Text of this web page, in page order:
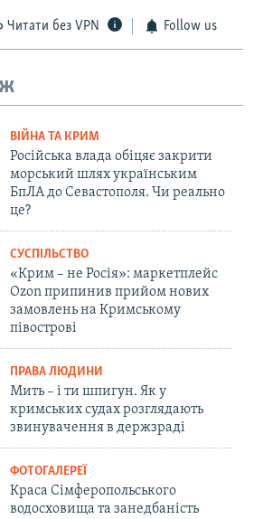
Читати без VPN Follow us
ВІЙНА ТА КРИМ
Російська влада обіцяє закрити
морський шлях українським
БпЛА до Севастополя. Чи реально
це?
СУСПІЛЬСТВО
«Крим – не Росія»: маркетплейс
Ozon припинив прийом нових
замовлень на Кримському
півострові
ПРАВА ЛЮДИНИ
Мить – і ти шпигун. Як у
кримських судах розглядають
звинувачення в держзраді
ФОТОГАЛЕРЕЇ
Краса Сімферопольського
водосховища та занедбаність